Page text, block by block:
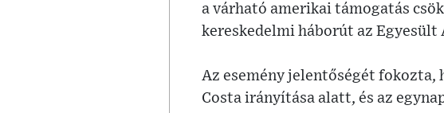
a várható amerikai támogatás
kereskedelmi háborút az
Az esemény jelentőségét fokozta,
Costa irányítása alatt, és az